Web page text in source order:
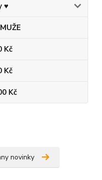
♥
Kč
Kč
Kč
novinky